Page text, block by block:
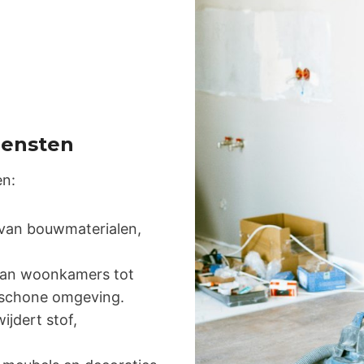
bouwmaterialen,
woonkamers tot
omgeving.
stof,